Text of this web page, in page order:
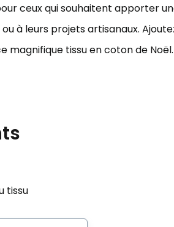
ceux qui souhaitent apporter
à leurs projets artisanaux.
magnifique tissu en coton de Noël.
tissu